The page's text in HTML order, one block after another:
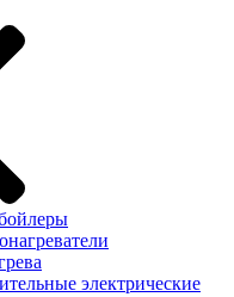
электрические